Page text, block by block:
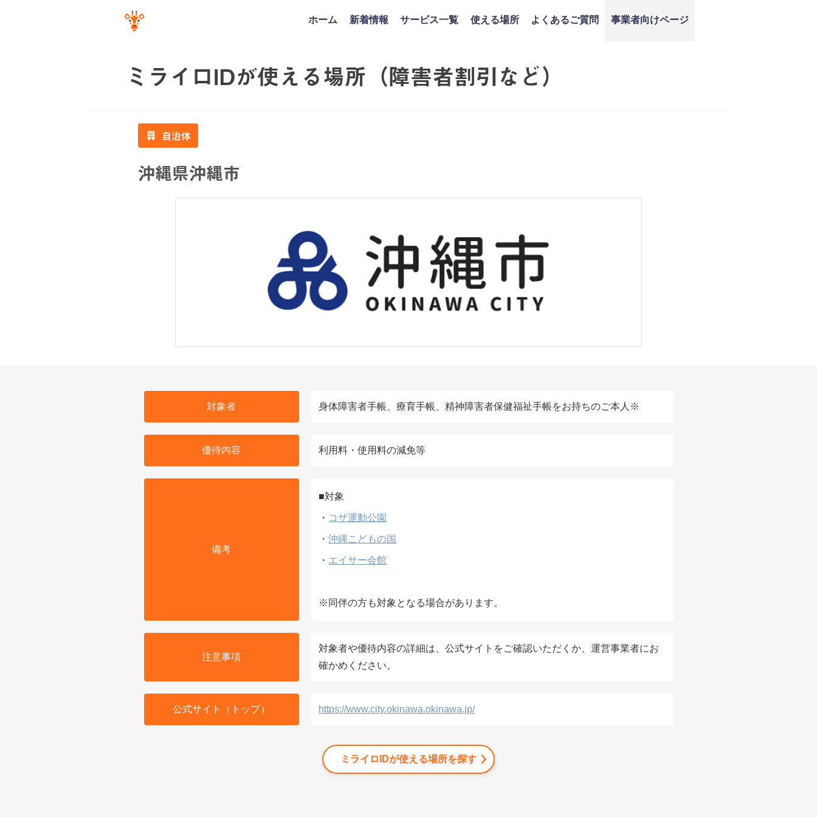
ホーム 新着情報 サービス一覧 使える場所 よくあるご質問 事業者向けページ
ミライロIDが使える場所（障害者割引など）
自治体
沖縄県沖縄市
対象者 身体障害者手帳、療育手帳、精神障害者保健福祉手帳をお持ちのご本人※
優待内容 利用料・使用料の減免等
備考
■対象
・ コザ運動公園
・沖縄こどもの国
・ エイサー会館
※同伴の方も対象となる場合があります。
注意事項
対象者や優待内容の詳細は、公式サイトをご確認いただくか、運営事業者にお
確かめください。
公式サイト（トップ） https://www.city.okinawa.okinawa.jp/
ミライロIDが使える場所を探す